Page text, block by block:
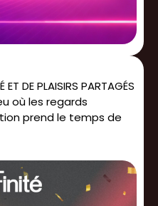
ET DE PLAISIRS PARTAGÉS
où les regards
prend le temps de